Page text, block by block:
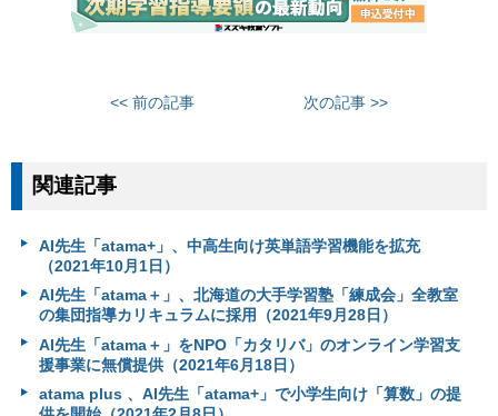
<< 前の記事 次の記事 >>
関連記事
AI先生「atama+」、中高生向け英単語学習機能を拡充
（2021年10月1日）
AI先生「atama＋」、北海道の大手学習塾「練成会」全教室
の集団指導カリキュラムに採用（2021年9月28日）
AI先生「atama＋」をNPO「カタリバ」のオンライン学習支
援事業に無償提供（2021年6月18日）
atama plus 、AI先生「atama+」で小学生向け「算数」の提